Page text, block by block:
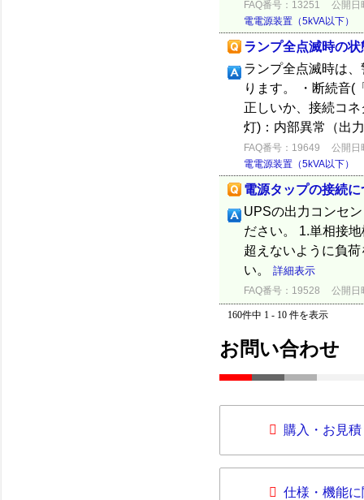
FAQ番号：13251
公開日
電電源装置（5kVA以下）
ランプ全点滅時の
ランプ全点滅時は
ります。 ・断続音
正しいか、接続コ
灯)：内部異常（出
FAQ番号：19649
公開日
電電源装置（5kVA以下）
電源タップの接続に
UPSの出力コンセ
ださい。 1.単相接
超えないように負
い。 詳細表示
FAQ番号：19528 公開日
160件中 1 - 10 件を表示
お問い合わせ
購入・お見
仕様・機能